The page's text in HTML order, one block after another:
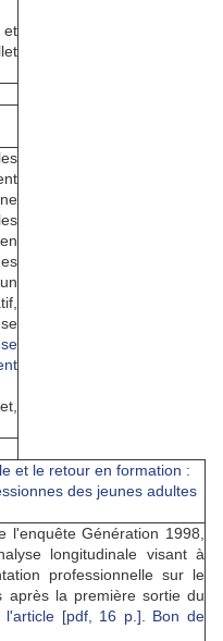
et le retour en formation :
des jeunes adultes
l'enquête Génération 1998,
longitudinale visant à
professionnelle sur le
après la première sortie du
l'article [pdf, 16 p.]
Bon de